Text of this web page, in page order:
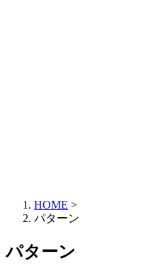
HOME >
パターン
パターン